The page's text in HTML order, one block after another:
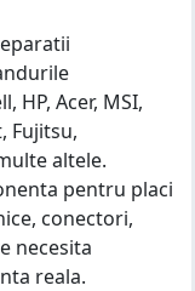
HP, Acer, MSI,
Fujitsu,
altele.
pentru placi
conectori,
necesita
reala.